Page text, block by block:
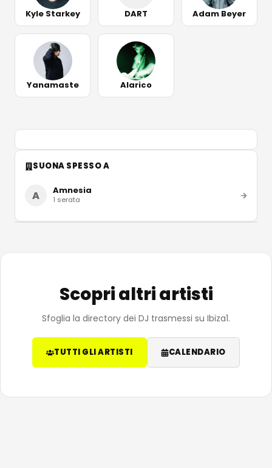
Kyle Starkey DART Adam Beyer
Yanamaste Alarico
SUONA SPESSO A
A Amnesia
1 serata
Scopri altri artisti
Sfoglia la directory dei DJ trasmessi su Ibiza1.
TUTTI GLI ARTISTI CALENDARIO